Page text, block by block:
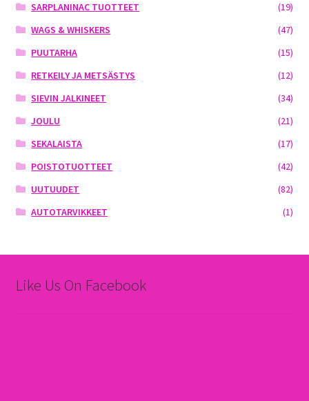
SARPLANINAC TUOTTEET
(19)
WAGS & WHISKERS
(47)
PUUTARHA
(15)
RETKEILY JA METSÄSTYS
(12)
SIEVIN JALKINEET
(34)
JOULU
(21)
SEKALAISTA
(17)
POISTOTUOTTEET
(42)
UUTUUDET
(82)
AUTOTARVIKKEET
(1)
Like Us On Facebook